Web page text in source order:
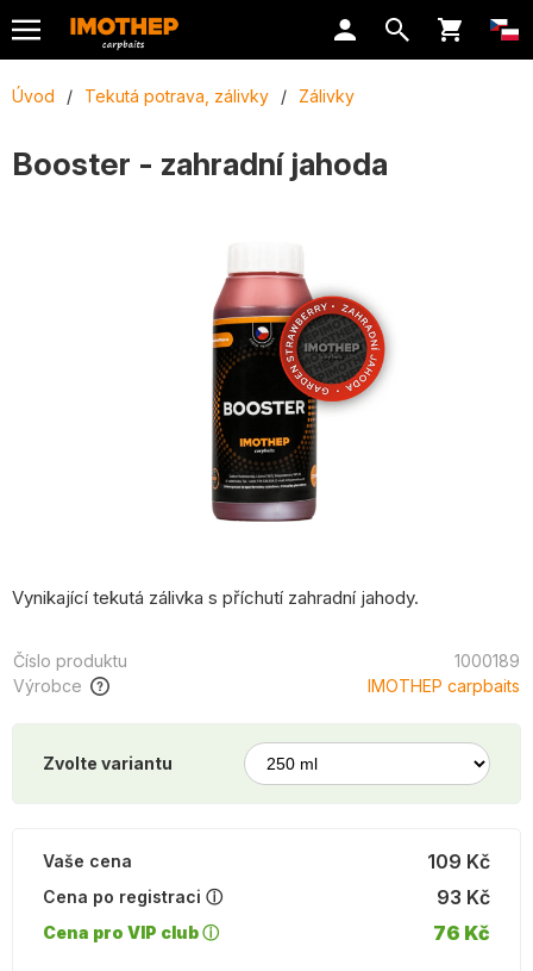
Úvod / Tekutá potrava, zálivky / Zálivky
Booster - zahradní jahoda
Vynikající tekutá zálivka s příchutí zahradní jahody.
Číslo produktu
1000189
Výrobce
IMOTHEP carpbaits
Zvolte variantu
109 Kč
Vaše cena
Cena po registraci ⓘ
93 Kč
Cena pro VIP club ⓘ 76 Kč